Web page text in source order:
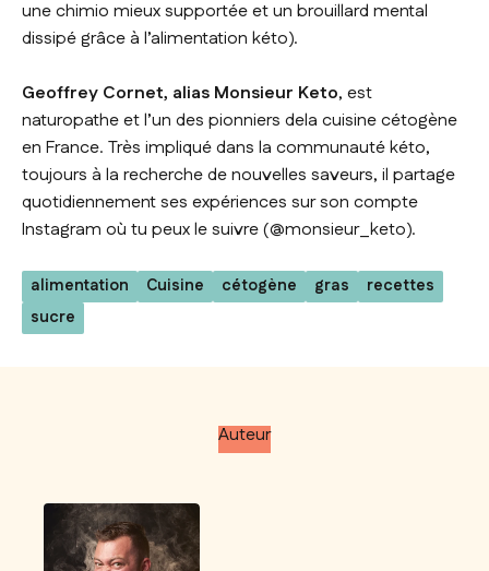
une chimio mieux supportée et un brouillard mental
dissipé grâce à l’alimentation kéto).
Geoffrey Cornet, alias Monsieur Keto, est
naturopathe et l’un des pionniers dela cuisine cétogène
en France. Très impliqué dans la communauté kéto,
toujours à la recherche de nouvelles saveurs, il partage
quotidiennement ses expériences sur son compte
Instagram où tu peux le suivre (@monsieur_keto).
alimentation Cuisine cétogène gras
recettes
sucre
Auteur